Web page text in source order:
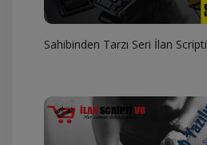
Sahibinden Tarzı Seri İlan Scripti